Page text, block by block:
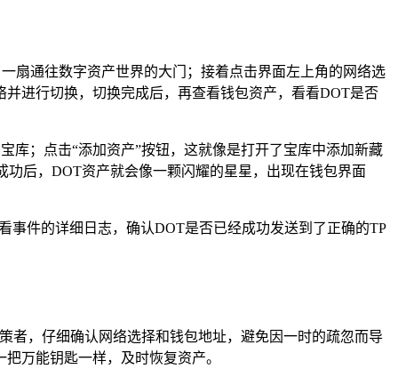
扇通往数字资产世界的大门；接着点击界面左上角的网络选
进行切换，切换完成后，再查看钱包资产，看看DOT是否
库；点击“添加资产”按钮，这就像是打开了宝库中添加新藏
后，DOT资产就会像一颗闪耀的星星，出现在钱包界面
事件的详细日志，确认DOT是否已经成功发送到了正确的TP
者，仔细确认网络选择和钱包地址，避免因一时的疏忽而导
万能钥匙一样，及时恢复资产。